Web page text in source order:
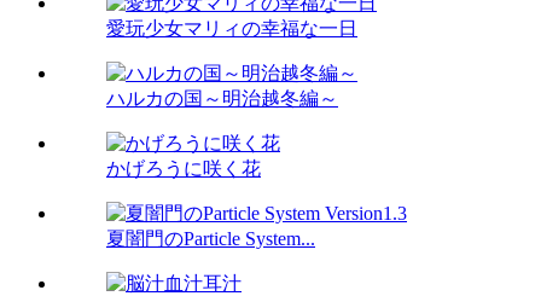
愛玩少女マリィの幸福な一日
ハルカの国～明治越冬編～
かげろうに咲く花
夏闇門のParticle System...